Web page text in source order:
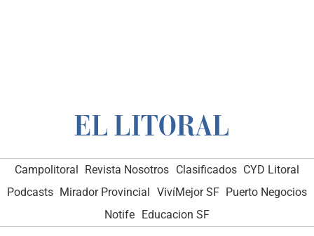
Campolitoral Revista Nosotros Clasificados CYD Litoral
Podcasts Mirador Provincial VivíMejor SF Puerto Negocios
Notife Educacion SF